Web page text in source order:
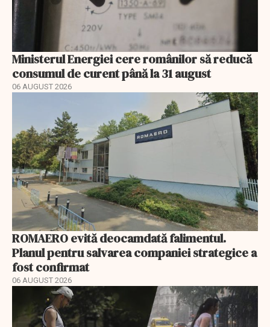
Ministerul Energiei cere românilor să reducă
consumul de curent până la 31 august
06 AUGUST 2026
ROMAERO evită deocamdată falimentul.
Planul pentru salvarea companiei strategice a
fost confirmat
06 AUGUST 2026